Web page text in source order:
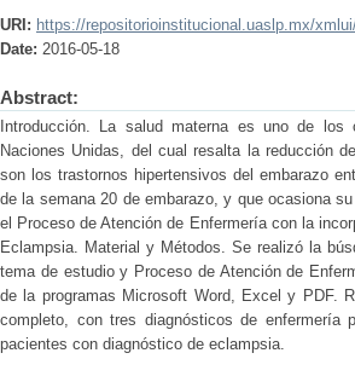
URI: https://repositorioinstitucional.uaslp.mx/
Date: 2016-05-18
Abstract:
Introducción. La salud materna es uno de
Naciones Unidas, del cual resalta la reducción
son los trastornos hipertensivos del embarazo
de la semana 20 de embarazo, y que ocasiona
el Proceso de Atención de Enfermería con la
Eclampsia. Material y Métodos. Se realizó la
tema de estudio y Proceso de Atención de
de la programas Microsoft Word, Excel y PDF.
completo, con tres diagnósticos de enfermería
pacientes con diagnóstico de eclampsia.